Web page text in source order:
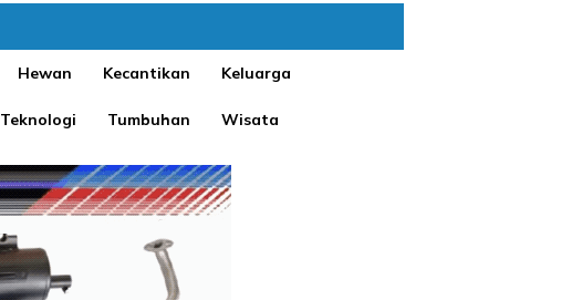
Hewan Kecantikan Keluarga
Teknologi Tumbuhan Wisata